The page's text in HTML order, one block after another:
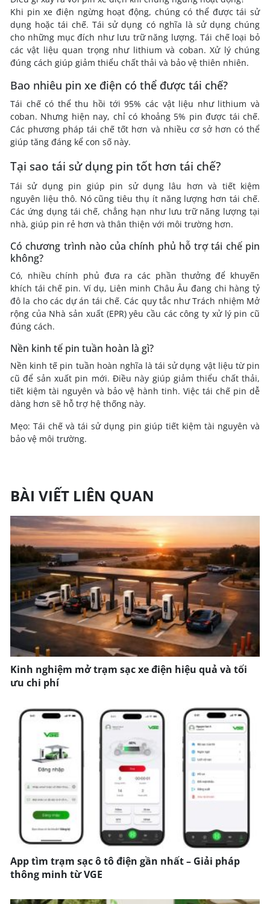
Khi pin xe điện ngừng hoạt động, chúng có thể được tái sử
dụng hoặc tái chế. Tái sử dụng có nghĩa là sử dụng chúng
cho những mục đích như lưu trữ năng lượng. Tái chế loại bỏ
các vật liệu quan trọng như lithium và coban. Xử lý chúng
đúng cách giúp giảm thiểu chất thải và bảo vệ thiên nhiên.
Bao nhiêu pin xe điện có thể được tái chế?
Tái chế có thể thu hồi tới 95% các vật liệu như lithium và
coban. Nhưng hiện nay, chỉ có khoảng 5% pin được tái chế.
Các phương pháp tái chế tốt hơn và nhiều cơ sở hơn có thể
giúp tăng đáng kể con số này.
Tại sao tái sử dụng pin tốt hơn tái chế?
Tái sử dụng pin giúp pin sử dụng lâu hơn và tiết kiệm
nguyên liệu thô. Nó cũng tiêu thụ ít năng lượng hơn tái chế.
Các ứng dụng tái chế, chẳng hạn như lưu trữ năng lượng tại
nhà, giúp pin rẻ hơn và thân thiện với môi trường hơn.
Có chương trình nào của chính phủ hỗ trợ tái chế pin
không?
Có, nhiều chính phủ đưa ra các phần thưởng để khuyến
khích tái chế pin. Ví dụ, Liên minh Châu Âu đang chi hàng tỷ
đô la cho các dự án tái chế. Các quy tắc như Trách nhiệm Mở
rộng của Nhà sản xuất (EPR) yêu cầu các công ty xử lý pin cũ
đúng cách.
Nền kinh tế pin tuần hoàn là gì?
Nền kinh tế pin tuần hoàn nghĩa là tái sử dụng vật liệu từ pin
cũ để sản xuất pin mới. Điều này giúp giảm thiểu chất thải,
tiết kiệm tài nguyên và bảo vệ hành tinh. Việc tái chế pin dễ
dàng hơn sẽ hỗ trợ hệ thống này.
Mẹo: Tái chế và tái sử dụng pin giúp tiết kiệm tài nguyên và
bảo vệ môi trường.
BÀI VIẾT LIÊN QUAN
Kinh nghiệm mở trạm sạc xe điện hiệu quả và tối
ưu chi phí
App tìm trạm sạc ô tô điện gần nhất – Giải pháp
thông minh từ VGE